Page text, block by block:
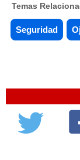
Temas
Seguridad